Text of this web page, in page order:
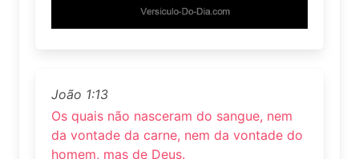
João 1:13
Os quais não nasceram do sangue, nem
da vontade da carne, nem da vontade do
homem, mas de Deus.